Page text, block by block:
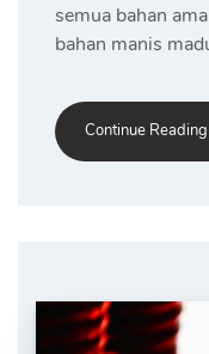
semua bahan
bahan manis
Continue Reading